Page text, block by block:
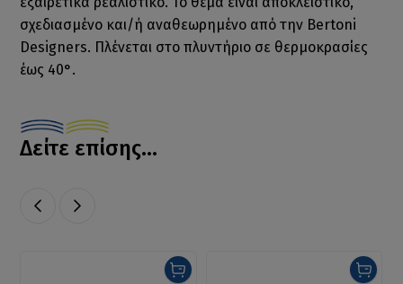
σχεδιασμένο και/ή αναθεωρημένο από την Bertoni
Designers. Πλένεται στο πλυντήριο σε θερμοκρασίες
έως 40°.
Δείτε επίσης...